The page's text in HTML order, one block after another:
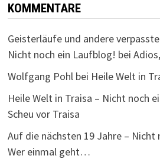
KOMMENTARE
Geisterläufe und andere
Nicht noch ein Laufblog! bei
Wolfgang Pohlbei Heile Welt in
Heile Welt in Traisa – Nicht noch
Scheu vor Traisa
Auf die nächsten 19 Jahre – Nicht
Wer einmal geht…